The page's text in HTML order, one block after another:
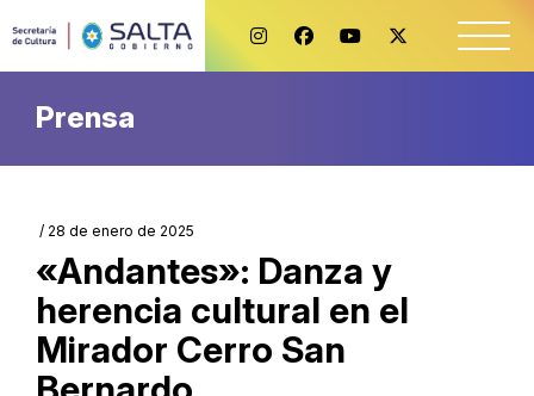
Prensa
/ 28 de enero de 2025
«Andantes»: Danza y
herencia cultural en el
Mirador Cerro San